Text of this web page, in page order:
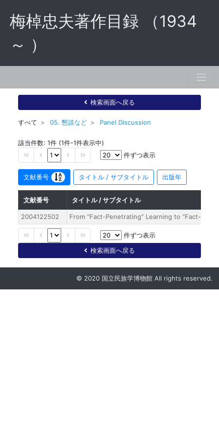
梅棹忠夫著作目録 （1934
～ ）
検索画面へ戻る
すべて 05. 懇談など Panel Discussion
該当件数: 1件 (1件-1件表示中)
件ずつ表示
文献番号 タイトル / サブタイトル 出版年
文献番号 タイトル / サブタイトル
2004122502 From “Fact-Penetrating” Learning to “Fact-
件ずつ表示
検索画面へ戻る
© 2020 国立民族学博物館 All rights reserved.